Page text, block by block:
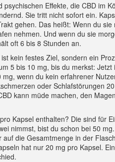
psychischen Effekte, die CBD im
. Sie tritt nicht sofort ein.
gehen. Das heißt: Wenn du
nehmen. Und wenn du sie
oft 6 bis 8 Stunden an.
kein festes Ziel, sondern ein
5 bis 10 mg, bis du merkst:
wenn du kein erfahrener
oder Schlafstörungen
kann müde machen, den
Kapsel enthalten? Die sind für
nimmst, bist du schon bei 50
auf die Gesamtmenge in der
hat nur 20 mg pro Kapsel.